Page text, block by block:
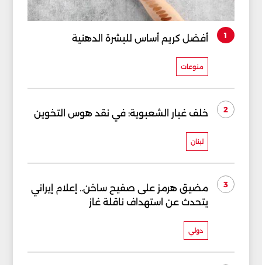
1 أفضل كريم أساس للبشرة الدهنية
منوعات
2 خلف غبار الشعبوية: في نقد هوس التخوين
لبنان
3
مضيق هرمز على صفيح ساخن.. إعلام إيراني
يتحدث عن استهداف ناقلة غاز
دولي